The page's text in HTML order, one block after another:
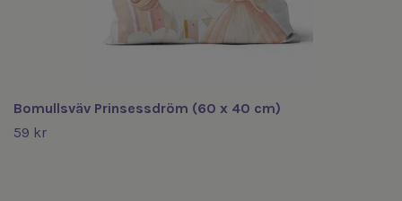
Bomullsväv Prinsessdröm (60 x 40 cm)
59 kr